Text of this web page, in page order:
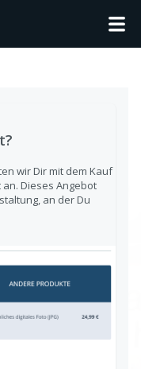
wir Dir mit dem Kauf
Dieses Angebot
an der Du